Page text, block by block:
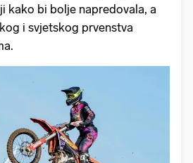
kako bi bolje napredovala, a
i svjetskog prvenstva